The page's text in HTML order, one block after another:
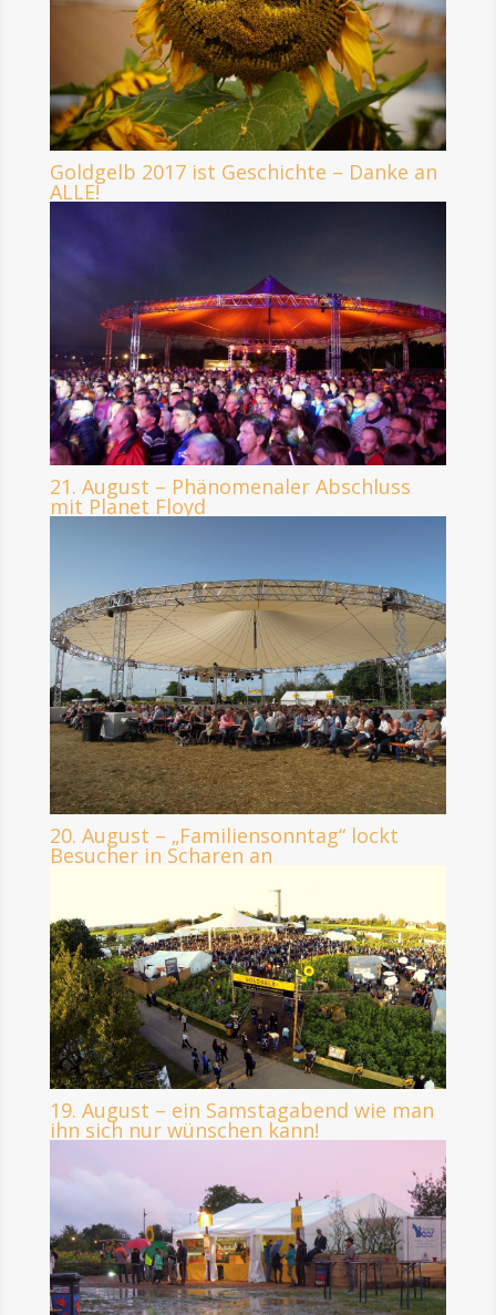
Goldgelb 2017 ist Geschichte – Danke an
ALLE!
21. August – Phänomenaler Abschluss
mit Planet Floyd
20. August – „Familiensonntag“ lockt
Besucher in Scharen an
19. August – ein Samstagabend wie man
ihn sich nur wünschen kann!